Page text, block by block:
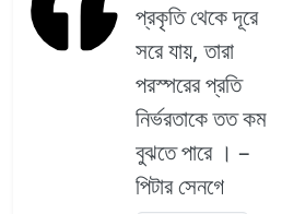
প্রকৃতি থেকে দূরে
সরে যায়, তারা
পরস্পরের প্রতি
নির্ভরতাকে তত কম
বুঝতে পারে । –
পিটার সেনগে